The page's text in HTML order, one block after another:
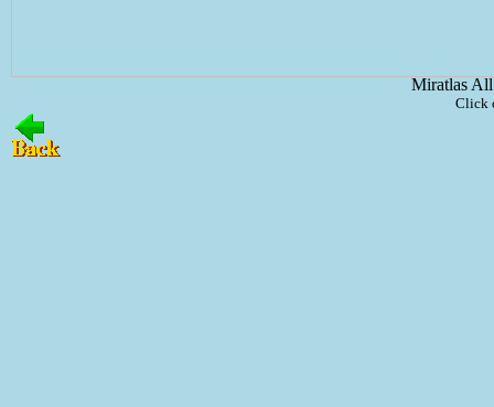
Miratlas
Click